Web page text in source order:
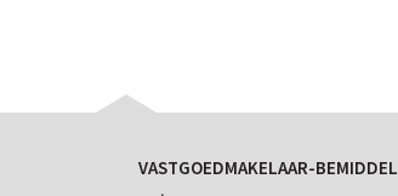
VASTGOEDMAKELAAR-